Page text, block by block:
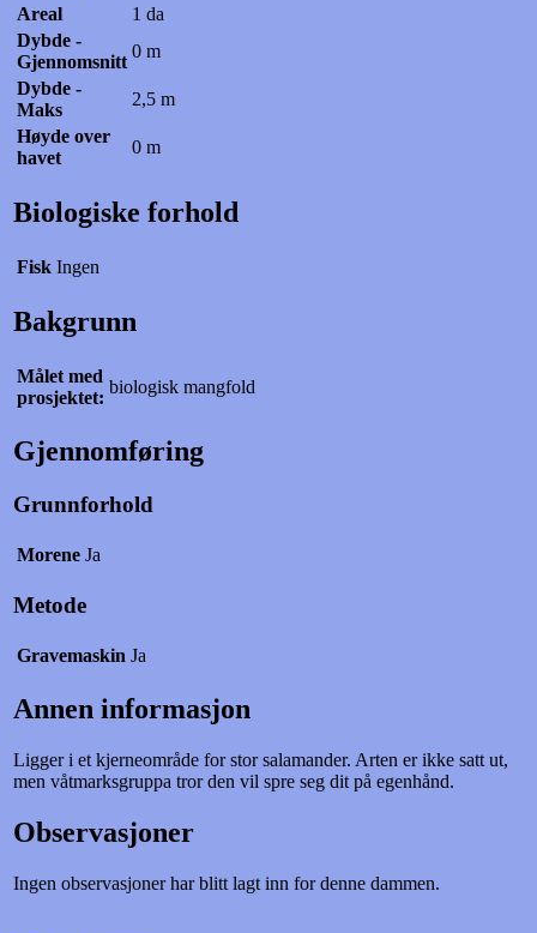
Areal
1 da
Dybde -
Gjennomsnitt
0 m
Dybde -
Maks
2,5 m
Høyde over
havet
0 m
Biologiske forhold
Fisk Ingen
Bakgrunn
Målet med
prosjektet:
biologisk mangfold
Gjennomføring
Grunnforhold
Morene Ja
Metode
Gravemaskin Ja
Annen informasjon
Ligger i et kjerneområde for stor salamander. Arten er ikke satt ut,
men våtmarksgruppa tror den vil spre seg dit på egenhånd.
Observasjoner
Ingen observasjoner har blitt lagt inn for denne dammen.